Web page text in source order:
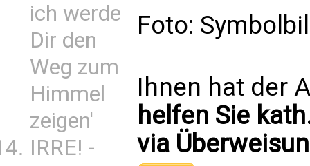
ich werde
Dir den
Weg zum
Himmel
zeigen'
IRRE! -
Foto:
Ihnen hat der
helfen Sie
via